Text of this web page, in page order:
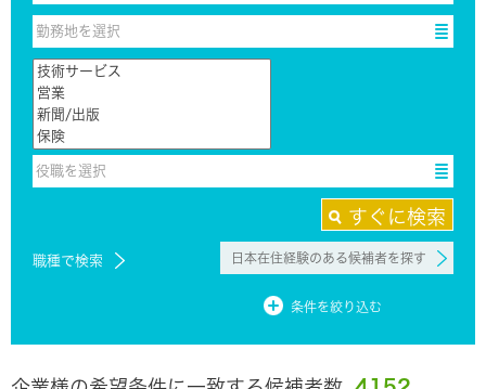
勤務地を選択
勤務地を選択
役職を選択
役職を選択
すぐに検索
職種で検索 日本在住経験のある候補者を探す
条件を絞り込む